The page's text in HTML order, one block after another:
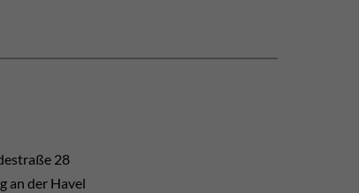
28
an der Havel